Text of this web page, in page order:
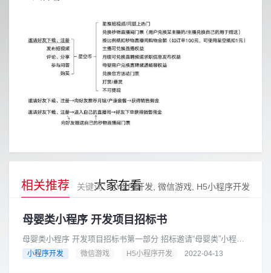
相关推荐 大家在看
关键词：小程序开发 微信游戏 H5小程序开发
母婴类小程序 开发项目招标书
母婴类小程序 开发项目招标书第一部分 招标邀请“母婴类”小程序
开发项目进行公开招标，邀请有意向参加本次招标活动的投标人
小程序开发 微信游戏 H5小程序开发 2022-04-13